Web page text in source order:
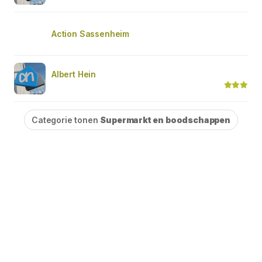
Action Sassenheim
Albert Hein
Categorie tonen Supermarkt en boodschappen